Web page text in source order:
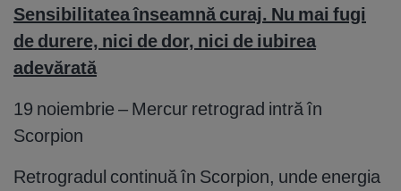
Sensibilitatea înseamnă curaj. Nu mai fugi
de durere, nici de dor, nici de iubirea
adevărată
19 noiembrie – Mercur retrograd intră în
Scorpion
Retrogradul continuă în Scorpion, unde energia